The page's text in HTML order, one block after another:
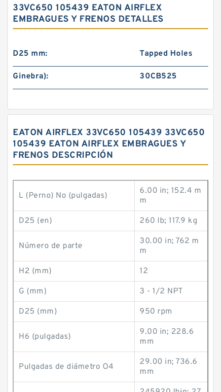
33VC650 105439 EATON AIRFLEX
EMBRAGUES Y FRENOS DETALLES
D25 mm: Tapped Holes
Ginebra): 30CB525
EATON AIRFLEX 33VC650 105439 33VC650
105439 EATON AIRFLEX EMBRAGUES Y
FRENOS DESCRIPCIÓN
L (Perno) No (pulgadas)
6.00 in; 152.4 m
m
D25 (en) 260 lb; 117.9 kg
Número de parte
30.00 in; 762 m
m
H2 (mm) 12
G (mm) 3 - 1/2 NPT
D25 (mm) 950 rpm
H6 (pulgadas)
9.00 in; 228.6
mm
Pulgadas de diámetro O4
29.00 in; 736.6
mm